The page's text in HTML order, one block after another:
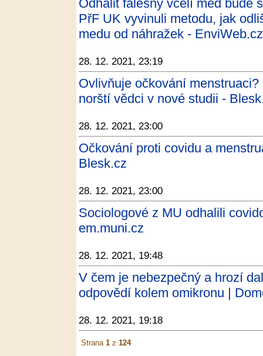
Odhalit falešný včelí med bude
PřF UK vyvinuli metodu, jak
medu od náhražek -
28. 12. 2021, 23:19
Ovlivňuje očkování
norští vědci v nové studii -
28. 12. 2021, 23:00
Očkování proti covidu a
Blesk.cz
28. 12. 2021, 23:00
Sociologové z MU odhalili
em.muni.cz
28. 12. 2021, 19:48
V čem je nebezpečný a hrozí
odpovědí kolem omikronu |
28. 12. 2021, 19:18
Strana 1 z 124